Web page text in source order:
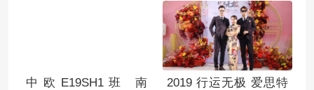
中欧E19SH1班 南
2019 行运无极 爱思特